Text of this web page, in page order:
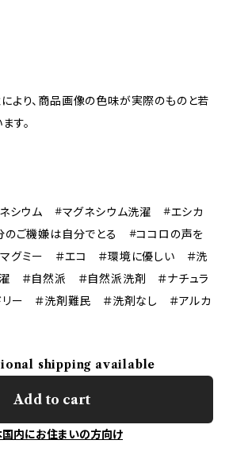
より、商品画像の色味が実際のものと若
す。
シウム #マグネシウム洗濯 #エシカ
ご機嫌は自分でとる #ココロの声を
グミー ＃エコ ＃環境に優しい ＃洗
＃自然派 ＃自然派洗剤 ＃ナチュラ
リー ＃洗剤難民 ＃洗剤なし ＃アルカ
shipping available
Add to cart
国内にお住まいの方向け